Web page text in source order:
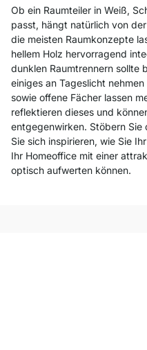
Ob ein Raumteiler in Weiß,
passt, hängt natürlich von
die meisten Raumkonzepte
hellem Holz hervorragend
dunklen Raumtrennern sollte
einiges an Tageslicht
sowie offene Fächer lassen
reflektieren dieses und
entgegenwirken. Stöbern
Sie sich inspirieren, wie Sie
Ihr Homeoffice mit einer
optisch aufwerten können.